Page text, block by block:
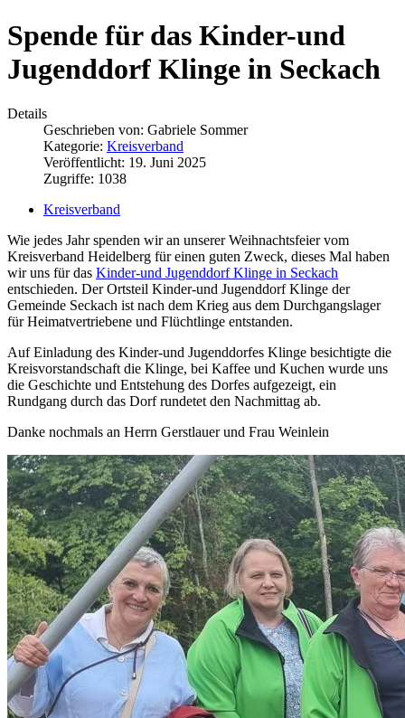
Spende für das Kinder-und
Jugenddorf Klinge in Seckach
Details
Geschrieben von: Gabriele Sommer
Kategorie: Kreisverband
Veröffentlicht: 19. Juni 2025
Zugriffe: 1038
Kreisverband
Wie jedes Jahr spenden wir an unserer Weihnachtsfeier vom
Kreisverband Heidelberg für einen guten Zweck, dieses Mal haben
wir uns für das Kinder-und Jugenddorf Klinge in Seckach
entschieden. Der Ortsteil Kinder-und Jugenddorf Klinge der
Gemeinde Seckach ist nach dem Krieg aus dem Durchgangslager
für Heimatvertriebene und Flüchtlinge entstanden.
Auf Einladung des Kinder-und Jugenddorfes Klinge besichtigte die
Kreisvorstandschaft die Klinge, bei Kaffee und Kuchen wurde uns
die Geschichte und Entstehung des Dorfes aufgezeigt, ein
Rundgang durch das Dorf rundetet den Nachmittag ab.
Danke nochmals an Herrn Gerstlauer und Frau Weinlein